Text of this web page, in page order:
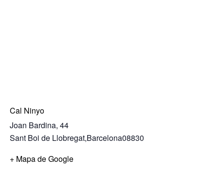
Cal Ninyo
Joan Bardina, 44
Sant Boi de Llobregat,Barcelona08830
+ Mapa de Google